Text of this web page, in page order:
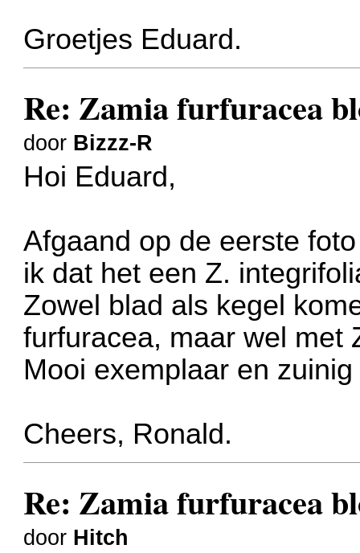
Groetjes Eduard.
Re: Zamia furfuracea
door Bizzz-R
Hoi Eduard,
Afgaand op de eerste
ik dat het een Z.
Zowel blad als kegel
furfuracea, maar wel met
Mooi exemplaar en
Cheers, Ronald.
Re: Zamia furfuracea
door Hitch